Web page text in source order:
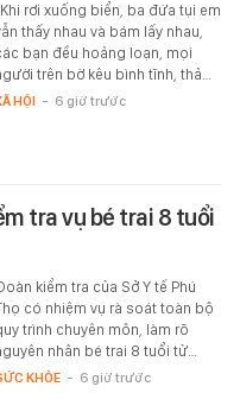
rơi xuống biển, ba đứa tụi em
thấy nhau và bám lấy nhau,
bạn đều hoảng loạn, mọi
trên bờ kêu bình tĩnh, thả…
HỘI - 6 giờ trước
tra vụ bé trai 8 tuổi
kiểm tra của Sở Y tế Phú
có nhiệm vụ rà soát toàn bộ
trình chuyên môn, làm rõ
nhân bé trai 8 tuổi tử…
KHỎE - 6 giờ trước